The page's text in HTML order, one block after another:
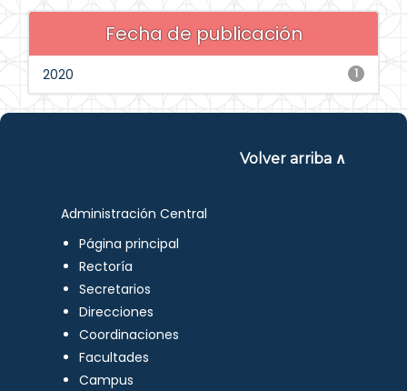
Fecha de publicación
1
2020
Volver arriba ∧
Administración Central
Página principal
Rectoría
Secretarios
Direcciones
Coordinaciones
Facultades
Campus